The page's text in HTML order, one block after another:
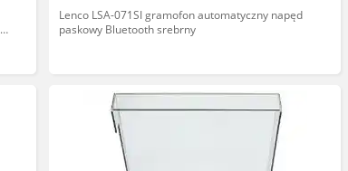
Lenco LSA-071SI gramofon automatyczny napęd
paskowy Bluetooth srebrny